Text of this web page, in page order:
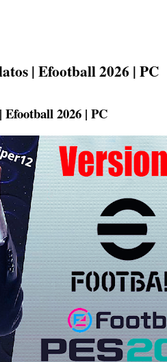
| Efootball 2026 | PC
Efootball 2026 | PC